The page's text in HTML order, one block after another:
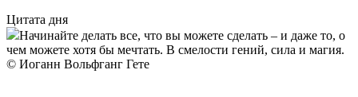
Цитата дня
Начинайте делать все, что вы можете сделать – и даже то, о
чем можете хотя бы мечтать. В смелости гений, сила и магия.
© Иоганн Вольфганг Гете